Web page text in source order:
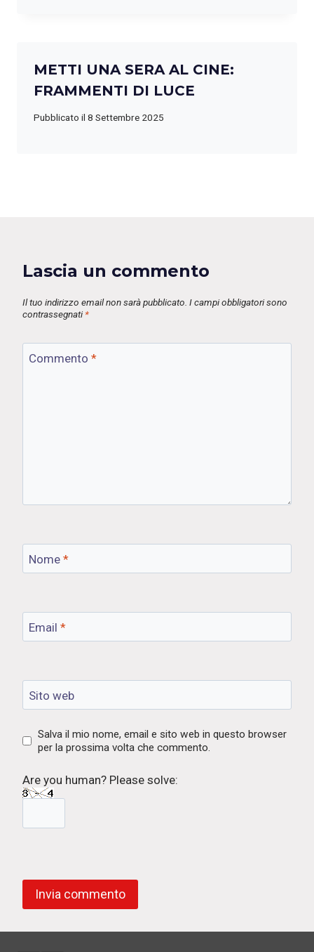
METTI UNA SERA AL CINE:
FRAMMENTI DI LUCE
Pubblicato il 8 Settembre 2025
Lascia un commento
Il tuo indirizzo email non sarà pubblicato. I campi obbligatori sono
contrassegnati *
Commento *
Nome *
Email *
Sito web
Salva il mio nome, email e sito web in questo browser
per la prossima volta che commento.
Are you human? Please solve: